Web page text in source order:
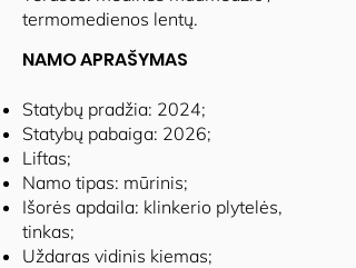
termomedienos lentų.
NAMO APRAŠYMAS
Statybų pradžia: 2024;
Statybų pabaiga: 2026;
Liftas;
Namo tipas: mūrinis;
Išorės apdaila: klinkerio plytelės,
tinkas;
Uždaras vidinis kiemas;